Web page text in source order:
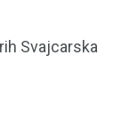
Svajcarska